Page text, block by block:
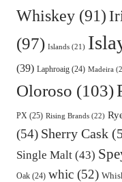
Whiskey(91)
(97) Islands(21)
(39) Laphroaig(24) Madeira
Oloroso (103)
PX(25) Rising Brands(22)
(54) Sherry Cask
Single Malt(43)
Oak(24) whic(52)